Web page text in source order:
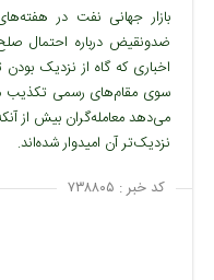
بازار جهانی نفت در
ضدونقیض درباره احتمال
اخباری که گاه از نزدیک
سوی مقام‌های رسمی تکذیب
می‌دهد معامله‌گران بیش از
نزدیک‌تر آن امیدوار شده‌اند.
کد خبر : ۷۳۸۸۰۵